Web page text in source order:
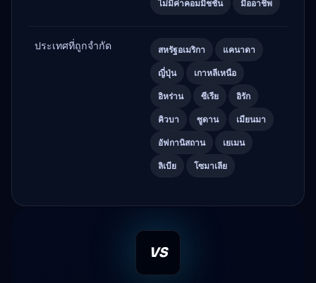
ไม่มีค่าคอมมิชชั่น มืออาชีพ
ประเทศที่ถูกจำกัด สหรัฐอเมริกา แคนาดา
ญี่ปุ่น เกาหลีเหนือ
อิหร่าน ซีเรีย อิรัก
คิวบา ซูดาน เมียนมา
อัฟกานิสถาน เยเมน
ลิเบีย โซมาเลีย
VS